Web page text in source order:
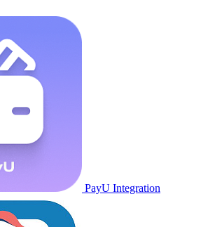
PayU Integration